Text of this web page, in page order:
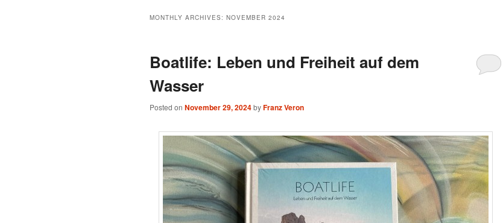
MONTHLY ARCHIVES: NOVEMBER 2024
Boatlife: Leben und Freiheit auf dem
Wasser
Posted on November 29, 2024byFranz Veron